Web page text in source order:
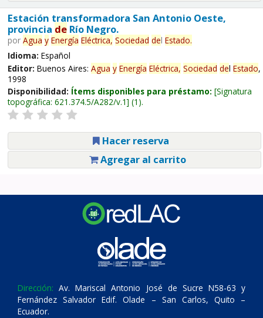
Estación transformadora San Antonio Oeste,
provincia deRío Negro.
por Agua y Energía Eléctrica, Sociedad del Estado.
Idioma: Español
Editor: Buenos Aires: Agua y Energía Eléctrica, Sociedad del Estado,
1998
Disponibilidad: Ítems disponibles para préstamo: Signatura
topográfica: 621.374.5/A282/v.1 (1).
Hacer reserva
Agregar al carrito
Dirección: Av. Mariscal Antonio José de Sucre N58-63 y
Fernández Salvador Edif. Olade – San Carlos, Quito –
Ecuador.